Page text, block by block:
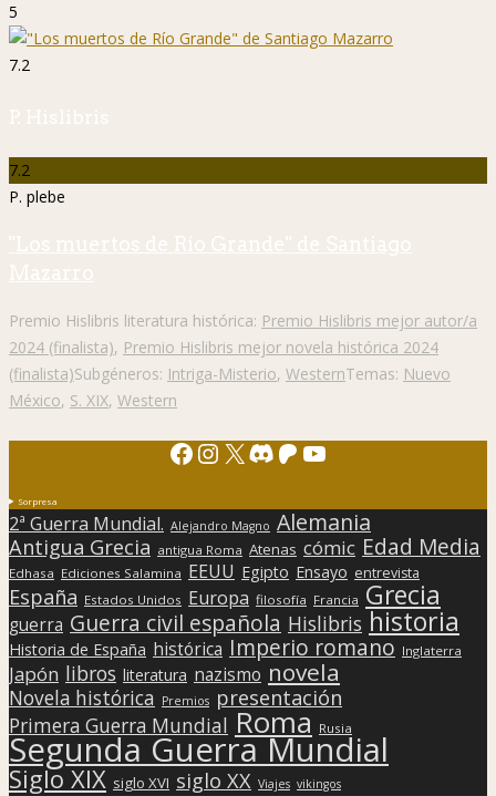
5
7.2
P. Hislibris
7.2
P. plebe
"Los muertos de Río Grande" de Santiago
Mazarro
Premio Hislibris literatura histórica: Premio Hislibris mejor autor/a
2024 (finalista), Premio Hislibris mejor novela histórica 2024
(finalista)Subgéneros: Intriga-Misterio, WesternTemas: Nuevo
México, S. XIX, Western
Facebook
Instagram
X Discord
Patreon
YouTube
Sorpresa
2ª Guerra Mundial. Alejandro Magno Alemania
Antigua Grecia antigua Roma Atenas cómic Edad Media
Edhasa Ediciones Salamina EEUU Egipto Ensayo entrevista
España Estados Unidos Europa filosofía Francia Grecia
guerra Guerra civil española Hislibris historia
Historia de España histórica Imperio romano Inglaterra
Japón libros literatura nazismo novela
Novela histórica Premios presentación
Primera Guerra Mundial Roma Rusia
Segunda Guerra Mundial
Siglo XIX siglo XVI siglo XX Viajes vikingos